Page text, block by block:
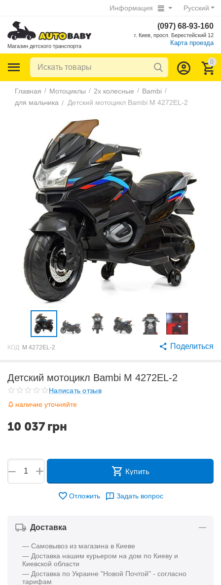
Русский
Информация
Магазин детского транспорта
(097) 68-93-160
г. Киев, просп. Берестейский 12
Карта проезда
0
Главная / Мотоциклы / 2х колесные / Bambi /
для мальчика / Детский мотоцикл Bambi M 4272EL-2
КОД: M 4272EL-2 Поделиться
Детский мотоцикл Bambi M 4272EL-2
Написать отзыв
наличие уточняйте
10 037 грн
+
− Купить
Отложить Задать вопрос
Доставка
— Самовывоз из магазина в Киеве
— Доставка нашим курьером на дом по Киеву и
Киевской области
— Доставка по Украине "Новой Почтой" - согласно
тарифам